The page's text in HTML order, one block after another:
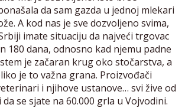
da sam gazda u jednoj mlekari
A kod nas je sve dozvoljeno svima,
imate situaciju da najveći trgovac
180 dana, odnosno kad njemu padne
je začaran krug oko stočarstva, a
je to važna grana. Proizvođači
i njihove ustanove… svi žive od
se sjate na 60.000 grla u Vojvodini.